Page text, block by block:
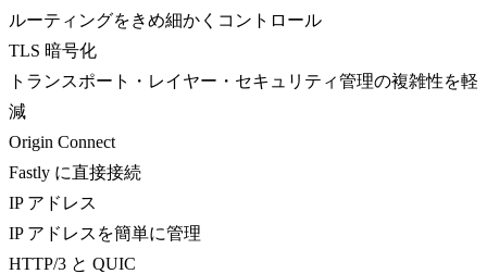
ルーティングをきめ細かくコントロール
TLS 暗号化
トランスポート・レイヤー・セキュリティ管理の複雑性を軽
減
Origin Connect
Fastly に直接接続
IP アドレス
IP アドレスを簡単に管理
HTTP/3 と QUIC